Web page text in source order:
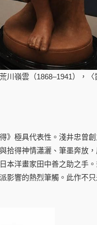
川嶺雲（1868–1941），
》極具代表性。淺井忠曾
拾得神情瀟灑、筆墨奔放
本洋畫家田中善之助之手
影響的熱烈筆觸。此作不